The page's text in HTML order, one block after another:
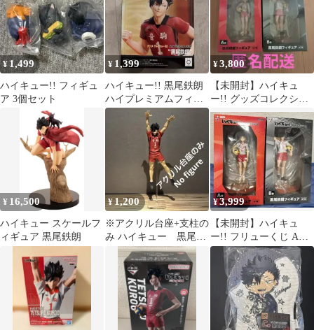
¥1,499
ハイキュー!! フィギュ
ア 3個セット
¥ 1,399
ハイキュー!! 黒尾鉄朗
ハイプレミアムフィギ
ュア
¥3,800
【未開封】ハイキュ
ー!! グッズコレクショ
ン2 フィギュア A孤爪
研磨B黒尾鉄朗
¥ 16,500
ハイキュー スケールフ
ィギュア 黒尾鉄朗
¥1,200
※アクリル台座+支柱の
み ハイキュー 黒尾鉄
朗 ポージングフィギ
ュア用台座
¥3,999
【未開封】ハイキュ
ー!! フリューくじ A賞
孤爪研磨 B賞 黒尾鉄朗
フィギュア